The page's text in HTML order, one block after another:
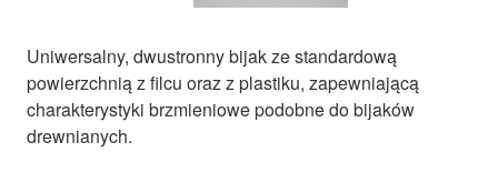
Uniwersalny, dwustronny bijak ze standardową
powierzchnią z filcu oraz z plastiku, zapewniającą
charakterystyki brzmieniowe podobne do bijaków
drewnianych.